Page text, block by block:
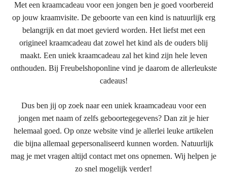
Met een kraamcadeau voor een jongen ben je goed voorbereid
op jouw kraamvisite. De geboorte van een kind is natuurlijk erg
belangrijk en dat moet gevierd worden. Het liefst met een
origineel kraamcadeau dat zowel het kind als de ouders blij
maakt. Een uniek kraamcadeau zal het kind zijn hele leven
onthouden. Bij Freubelshoponline vind je daarom de allerleukste
cadeaus!
Dus ben jij op zoek naar een uniek kraamcadeau voor een
jongen met naam of zelfs geboortegegevens? Dan zit je hier
helemaal goed. Op onze website vind je allerlei leuke artikelen
die bijna allemaal gepersonaliseerd kunnen worden. Natuurlijk
mag je met vragen altijd contact met ons opnemen. Wij helpen je
zo snel mogelijk verder!